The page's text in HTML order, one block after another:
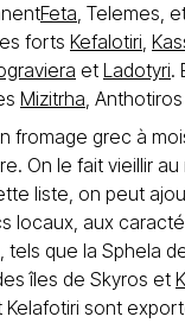
Feta, Telemes,
forts Kefalotiri,
et Ladotyri.
Mizitrha,
fromage grec à
On le fait vieillir
liste, on peut
locaux, aux
tels que la Sphela
îles de Skyros et
Kelafotiri sont